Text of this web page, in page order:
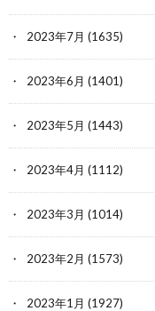
2023年7月 (1635)
2023年6月 (1401)
2023年5月 (1443)
2023年4月 (1112)
2023年3月 (1014)
2023年2月 (1573)
2023年1月 (1927)